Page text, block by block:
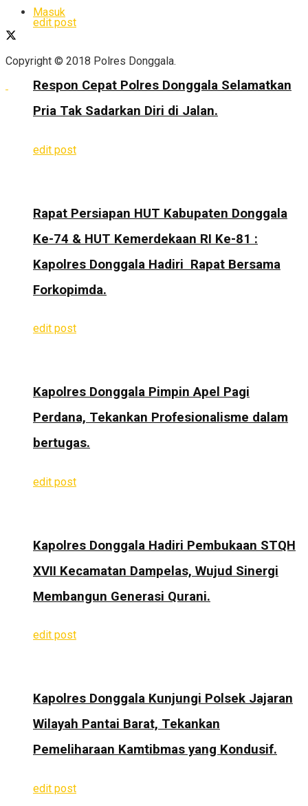
edit post
Respon Cepat Polres Donggala Selamatkan
Pria Tak Sadarkan Diri di Jalan.
edit post
Rapat Persiapan HUT Kabupaten Donggala
Ke-74 & HUT Kemerdekaan RI Ke-81 :
Kapolres Donggala Hadiri Rapat Bersama
Forkopimda.
edit post
Kapolres Donggala Pimpin Apel Pagi
Perdana, Tekankan Profesionalisme dalam
bertugas.
edit post
Kapolres Donggala Hadiri Pembukaan STQH
XVII Kecamatan Dampelas, Wujud Sinergi
Membangun Generasi Qurani.
edit post
Kapolres Donggala Kunjungi Polsek Jajaran
Wilayah Pantai Barat, Tekankan
Pemeliharaan Kamtibmas yang Kondusif.
edit post
Masuk
Copyright © 2018 Polres Donggala.